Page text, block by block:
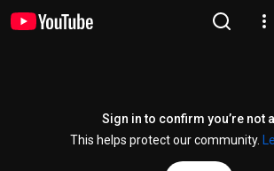
Sign in to confirm you’re not
This helps protect our community.